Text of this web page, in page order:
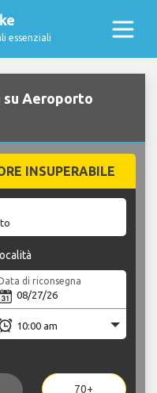
essenziali
Aeroporto
INSUPERABILE
di riconsegna
70+